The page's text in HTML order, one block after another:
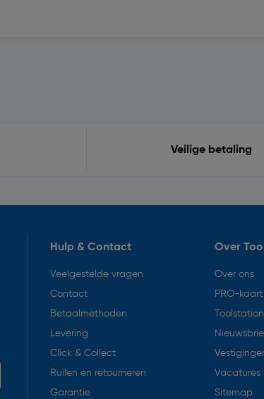
Veilige betaling
Hulp & Contact
Veelgestelde vragen
Contact
Betaalmethoden
Levering
Click & Collect
Ruilen en retourneren
Garantie
Over
Over ons
PRO-kaart
Vacatures
Sitemap